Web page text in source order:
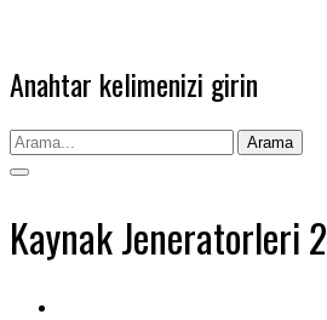
Anahtar kelimenizi girin
Arama
Kaynak Jeneratorleri 2